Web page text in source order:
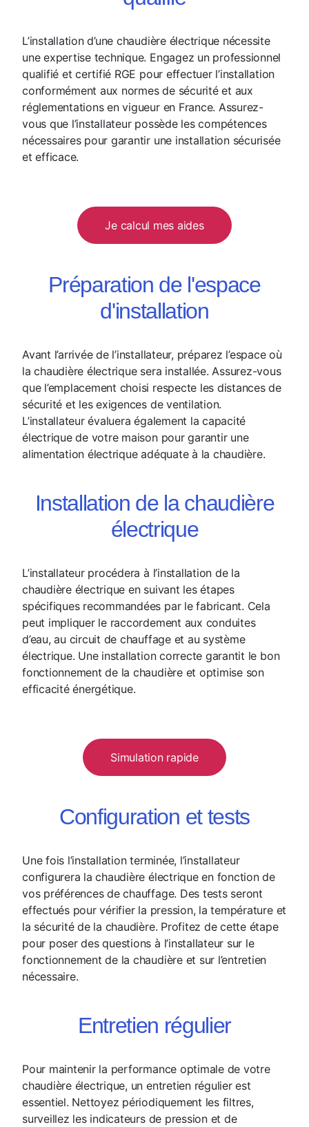
L’installation d’une chaudière électrique nécessite
une expertise technique. Engagez un professionnel
qualifié et certifié RGE pour effectuer l’installation
conformément aux normes de sécurité et aux
réglementations en vigueur en France. Assurez-
vous que l’installateur possède les compétences
nécessaires pour garantir une installation sécurisée
et efficace.
Je calcul mes aides
Préparation de l'espace
d'installation
Avant l’arrivée de l’installateur, préparez l’espace où
la chaudière électrique sera installée. Assurez-vous
que l’emplacement choisi respecte les distances de
sécurité et les exigences de ventilation.
L’installateur évaluera également la capacité
électrique de votre maison pour garantir une
alimentation électrique adéquate à la chaudière.
Installation de la chaudière
électrique
L’installateur procédera à l’installation de la
chaudière électrique en suivant les étapes
spécifiques recommandées par le fabricant. Cela
peut impliquer le raccordement aux conduites
d’eau, au circuit de chauffage et au système
électrique. Une installation correcte garantit le bon
fonctionnement de la chaudière et optimise son
efficacité énergétique.
Simulation rapide
Configuration et tests
Une fois l’installation terminée, l’installateur
configurera la chaudière électrique en fonction de
vos préférences de chauffage. Des tests seront
effectués pour vérifier la pression, la température et
la sécurité de la chaudière. Profitez de cette étape
pour poser des questions à l’installateur sur le
fonctionnement de la chaudière et sur l’entretien
nécessaire.
Entretien régulier
Pour maintenir la performance optimale de votre
chaudière électrique, un entretien régulier est
essentiel. Nettoyez périodiquement les filtres,
surveillez les indicateurs de pression et de